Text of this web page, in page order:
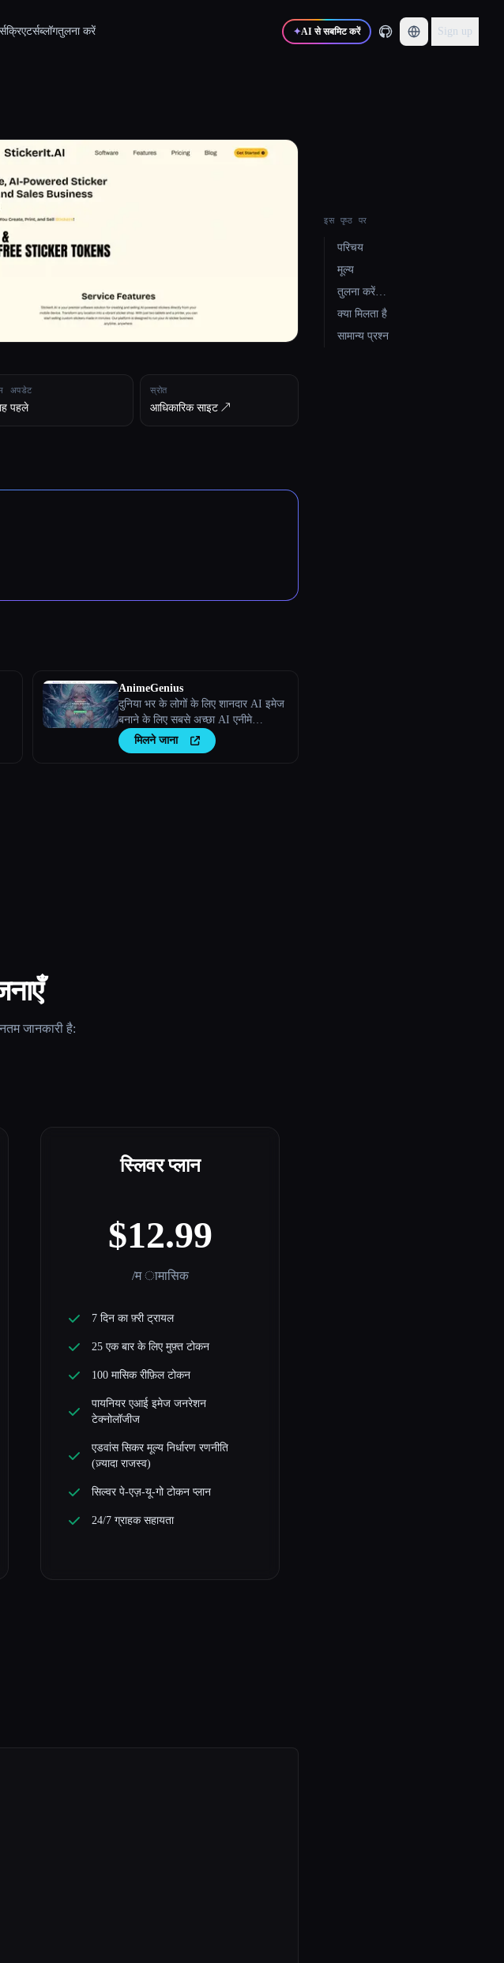
क्रिएटर्सब्लॉगतुलना करें ✦AI से सबमिट करें Sign up
अपडेट
पहले
स्रोत
आधिकारिक साइट ↗︎
AnimeGenius
दुनिया भर के लोगों के लिए शानदार AI इमेज
बनाने के लिए सबसे अच्छा AI एनीमे
जनरेटर।
मिलने जाना
जानकारी है:
स्लिवर प्लान
$12.99
/म ामासिक
7 दिन का फ़्री ट्रायल
25 एक बार के लिए मुफ़्त टोकन
100 मासिक रीफ़िल टोकन
पायनियर एआई इमेज जनरेशन
टेक्नोलॉजीज
एडवांस सिकर मूल्य निर्धारण रणनीति
(ज़्यादा राजस्व)
सिल्वर पे-एज़-यू-गो टोकन प्लान
24/7 ग्राहक सहायता
इस पृष्ठ पर
परिचय
मूल्य
तुलना करें…
क्या मिलता है
सामान्य प्रश्न